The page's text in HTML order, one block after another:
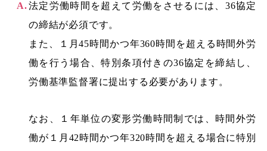
法定労働時間を超えて労働をさせるには、36協定
の締結が必須です。
また、１月45時間かつ年360時間を超える時間外労
働を行う場合、特別条項付きの36協定を締結し、
労働基準監督署に提出する必要があります。
なお、１年単位の変形労働時間制では、時間外労
働が１月42時間かつ年320時間を超える場合に特別